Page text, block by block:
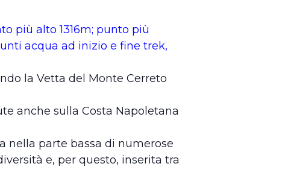
più alto 1316m; punto più
acqua ad inizio e fine trek,
la Vetta del Monte Cerreto
anche sulla Costa Napoletana
nella parte bassa di numerose
e, per questo, inserita tra